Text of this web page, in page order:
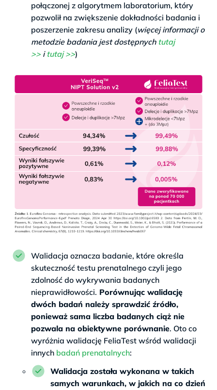
połączonej z algorytmem laboratorium, który
pozwolił na zwiększenie dokładności badania i
poszerzenie zakresu analizy (więcej informacji o
metodzie badania jest dostępnych tutaj
>> i tutaj >>)
Walidacja oznacza badanie, które określa
skuteczność testu prenatalnego czyli jego
zdolność do wykrywania badanych
nieprawidłowości. Porównując walidację
dwóch badań należy sprawdzić źródło,
ponieważ sama liczba badanych ciąż nie
pozwala na obiektywne porównanie. Oto co
wyróżnia walidację FeliaTest wśród walidacji
innych badań prenatalnych:
Walidacja została wykonana w takich
samych warunkach, w jakich na co dzień